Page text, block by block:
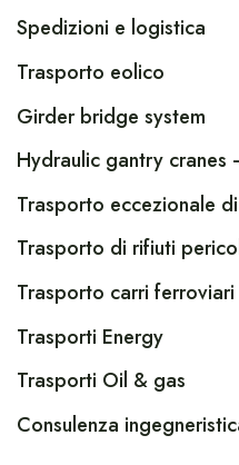
Spedizioni e logistica
Trasporto eolico
Girder bridge system
Hydraulic gantry cranes
Trasporto eccezionale
Trasporto di rifiuti
Trasporto carri ferroviari
Trasporti Energy
Trasporti Oil & gas
Consulenza